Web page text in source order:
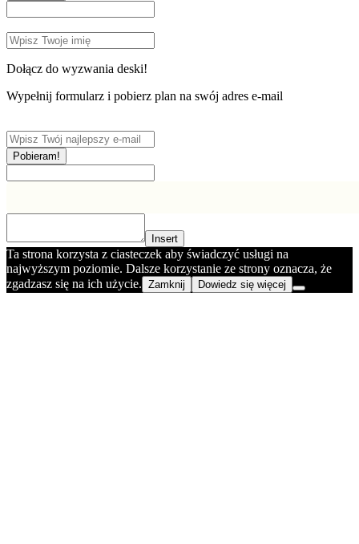
Dołącz do wyzwania deski!
Wypełnij formularz i pobierz plan na swój adres e-mail
Pobieram!
Insert
Ta strona korzysta z ciasteczek aby świadczyć usługi na
najwyższym poziomie. Dalsze korzystanie ze strony oznacza, że
zgadzasz się na ich użycie. Zamknij Dowiedz się więcej